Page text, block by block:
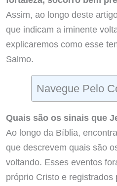
Assim, ao longo deste
que indicam a iminente
explicaremos como esse
Salmo.
Navegue Pelo
Quais são os sinais que
Ao longo da Bíblia,
que descrevem quais são
voltando. Esses eventos
próprio Cristo e registrados